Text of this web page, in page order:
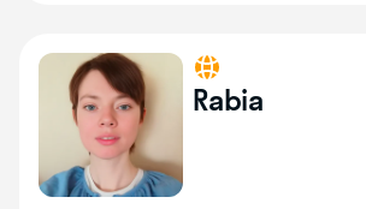
Rabia